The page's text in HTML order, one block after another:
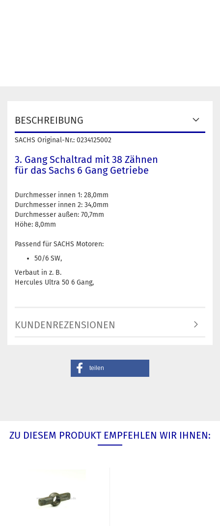
BESCHREIBUNG
SACHS Original-Nr.: 0234125002
3. Gang Schaltrad mit 38 Zähnen
für das Sachs 6 Gang Getriebe
Durchmesser innen 1: 28,0mm
Durchmesser innen 2: 34,0mm
Durchmesser außen: 70,7mm
Höhe: 8,0mm
Passend für SACHS Motoren:
50/6 SW,
Verbaut in z. B.
Hercules Ultra 50 6 Gang,
KUNDENREZENSIONEN
teilen
ZU DIESEM PRODUKT EMPFEHLEN WIR IHNEN: